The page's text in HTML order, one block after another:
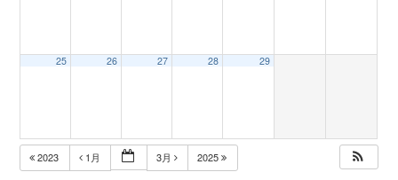
25 26 27 28 29
2023 1月 3月 2025